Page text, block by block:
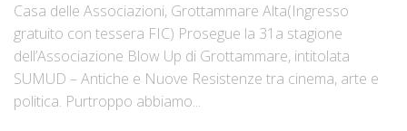
Casa delle Associazioni, Grottammare Alta(Ingresso
gratuito con tessera FIC) Prosegue la 31a stagione
dell’Associazione Blow Up di Grottammare, intitolata
SUMUD – Antiche e Nuove Resistenze tra cinema, arte e
politica. Purtroppo abbiamo...